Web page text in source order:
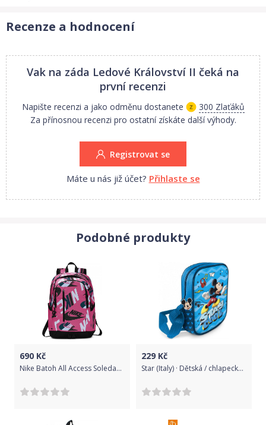
Recenze a hodnocení
Vak na záda Ledové Království II čeká na
první recenzi
Napište recenzi a jako odměnu dostanete
300 Zlaťáků
Za přínosnou recenzi pro ostatní získáte další výhody.
Registrovat se
Máte u nás již účet? Přihlaste se
Podobné produkty
690 Kč
Nike Batoh All Access Soleday BA6368674 velikost MISC
229 Kč
Star (Italy) · Dětská / chlapecká taška přes rameno s 3D obrázkem Mickey Mouse - Disney - kabelka, crossbag